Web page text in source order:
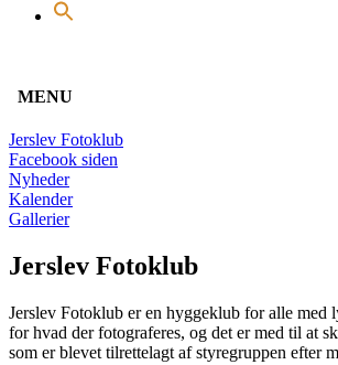
MENU
Jerslev Fotoklub
Facebook siden
Nyheder
Kalender
Gallerier
Jerslev Fotoklub
Jerslev Fotoklub er en hyggeklub for alle med
for hvad der fotograferes, og det er med til at
som er blevet tilrettelagt af styregruppen efter